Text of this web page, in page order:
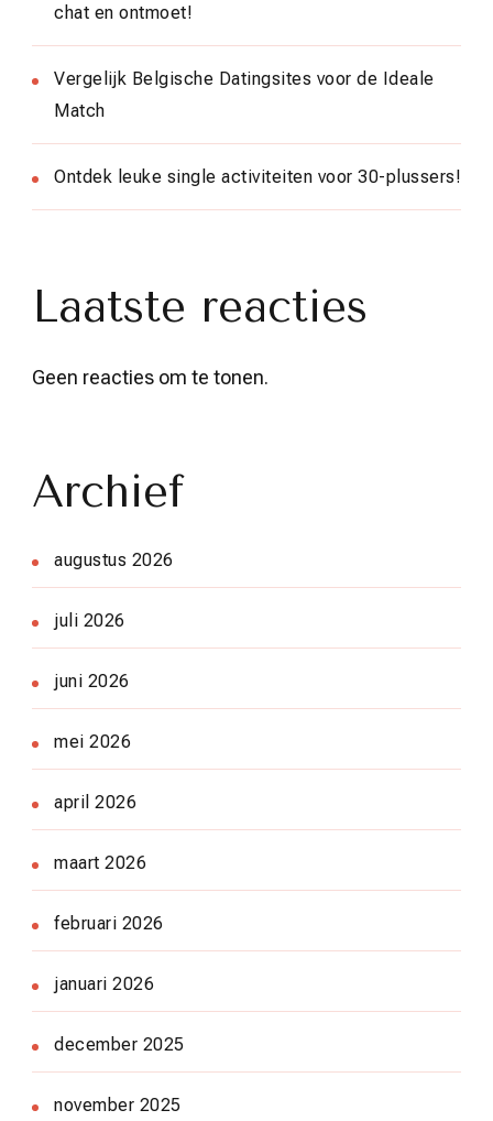
chat en ontmoet!
Vergelijk Belgische Datingsites voor de Ideale
Match
Ontdek leuke single activiteiten voor 30-plussers!
Laatste reacties
Geen reacties om te tonen.
Archief
augustus 2026
juli 2026
juni 2026
mei 2026
april 2026
maart 2026
februari 2026
januari 2026
december 2025
november 2025